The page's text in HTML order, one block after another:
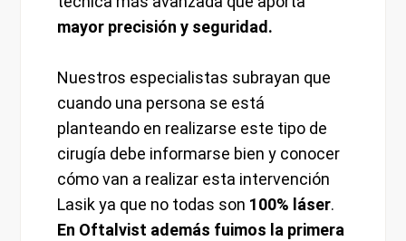
mayor precisión y seguridad.
Nuestros especialistas subrayan que
cuando una persona se está
planteando en realizarse este tipo de
cirugía debe informarse bien y conocer
cómo van a realizar esta intervención
Lasik ya que no todas son 100% láser.
En Oftalvist además fuimos la primera